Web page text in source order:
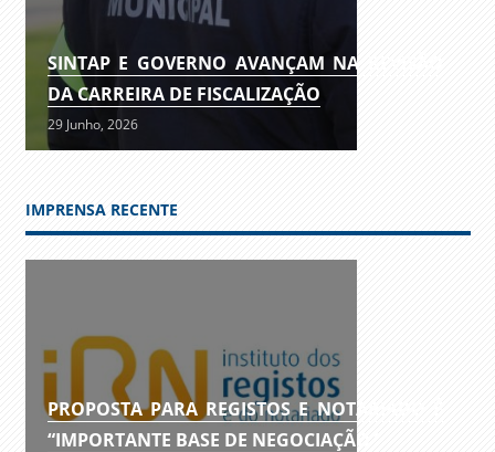
SINTAP E GOVERNO AVANÇAM NA REVISÃO
DA CARREIRA DE FISCALIZAÇÃO
29 Junho, 2026
IMPRENSA RECENTE
PROPOSTA PARA REGISTOS E NOTARIADO É
“IMPORTANTE BASE DE NEGOCIAÇÃO”